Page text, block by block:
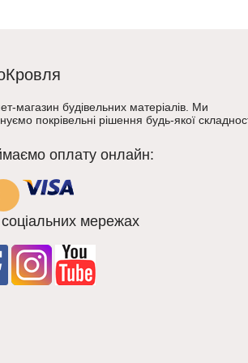
магазин будівельних матеріалів. Ми
покрівельні рішення будь-якої
оплату онлайн:
мережах